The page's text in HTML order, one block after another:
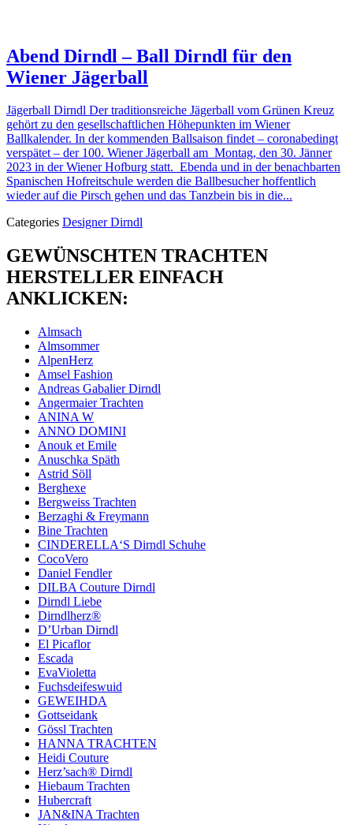
Abend Dirndl – Ball Dirndl für den
Wiener Jägerball
Jägerball Dirndl Der traditionsreiche Jägerball vom Grünen Kreuz
gehört zu den gesellschaftlichen Höhepunkten im Wiener
Ballkalender. In der kommenden Ballsaison findet – coronabedingt
verspätet – der 100. Wiener Jägerball am Montag, den 30. Jänner
2023 in der Wiener Hofburg statt. Ebenda und in der benachbarten
Spanischen Hofreitschule werden die Ballbesucher hoffentlich
wieder auf die Pirsch gehen und das Tanzbein bis in die...
Categories Designer Dirndl
GEWÜNSCHTEN TRACHTEN
HERSTELLER EINFACH
ANKLICKEN:
Almsach
Almsommer
AlpenHerz
Amsel Fashion
Andreas Gabalier Dirndl
Angermaier Trachten
ANINA W
ANNO DOMINI
Anouk et Emile
Anuschka Späth
Astrid Söll
Berghexe
Bergweiss Trachten
Berzaghi & Freymann
Bine Trachten
CINDERELLA‘S Dirndl Schuhe
CocoVero
Daniel Fendler
DILBA Couture Dirndl
Dirndl Liebe
Dirndlherz®
D’Urban Dirndl
El Picaflor
Escada
EvaVioletta
Fuchsdeifeswuid
GEWEIHDA
Gottseidank
Gössl Trachten
HANNA TRACHTEN
Heidi Couture
Herz’sach® Dirndl
Hiebaum Trachten
Hubercraft
JAN&INA Trachten